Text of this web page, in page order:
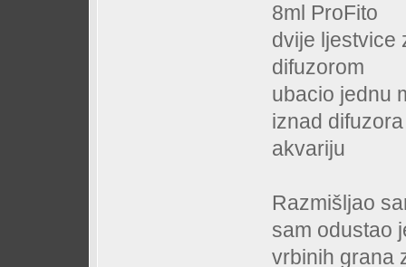
8ml ProFito
dvije ljestvice
difuzorom
ubacio jednu
iznad
akvariju
Razmišljao
sam odustao
vrbinih grana